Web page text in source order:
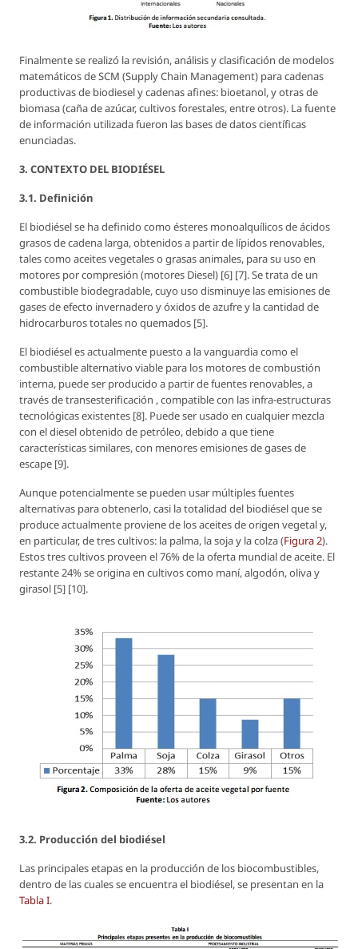
Finalmente se realizó la revisión, análisis y clasificación de modelos
matemáticos de SCM (Supply Chain Management) para cadenas
productivas de biodiesel y cadenas afines: bioetanol, y otras de
biomasa (caña de azúcar, cultivos forestales, entre otros). La fuente
de información utilizada fueron las bases de datos científicas
enunciadas.
3. CONTEXTO DEL BIODIÉSEL
3.1. Definición
El biodiésel se ha definido como ésteres monoalquílicos de ácidos
grasos de cadena larga, obtenidos a partir de lípidos renovables,
tales como aceites vegetales o grasas animales, para su uso en
motores por compresión (motores Diesel) [6] [7]. Se trata de un
combustible biodegradable, cuyo uso disminuye las emisiones de
gases de efecto invernadero y óxidos de azufre y la cantidad de
hidrocarburos totales no quemados [5].
El biodiésel es actualmente puesto a la vanguardia como el
combustible alternativo viable para los motores de combustión
interna, puede ser producido a partir de fuentes renovables, a
través de transesterificación , compatible con las infra-estructuras
tecnológicas existentes [8]. Puede ser usado en cualquier mezcla
con el diesel obtenido de petróleo, debido a que tiene
características similares, con menores emisiones de gases de
escape [9].
Aunque potencialmente se pueden usar múltiples fuentes
alternativas para obtenerlo, casi la totalidad del biodiésel que se
produce actualmente proviene de los aceites de origen vegetal y,
en particular, de tres cultivos: la palma, la soja y la colza (Figura 2).
Estos tres cultivos proveen el 76% de la oferta mundial de aceite. El
restante 24% se origina en cultivos como maní, algodón, oliva y
girasol [5] [10].
3.2. Producción del biodiésel
Las principales etapas en la producción de los biocombustibles,
dentro de las cuales se encuentra el biodiésel, se presentan en la
Tabla I.